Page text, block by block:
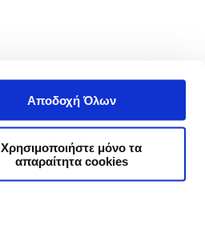
Αποδοχή Όλων
Χρησιμοποιήστε μόνο τα
απαραίτητα cookies